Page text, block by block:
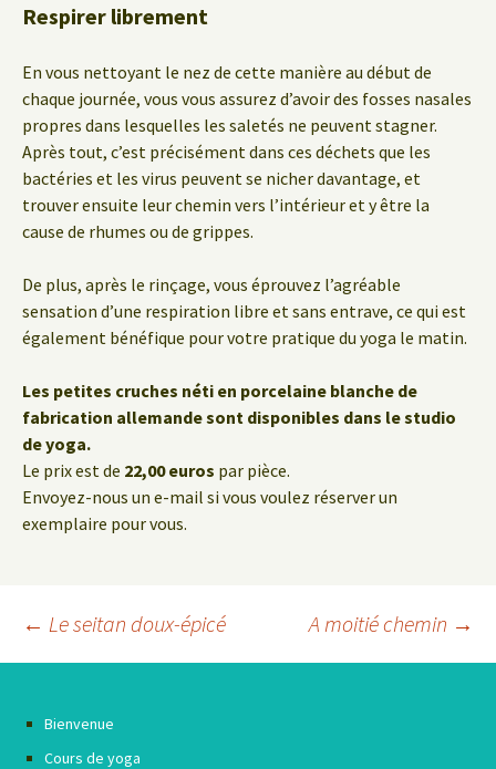
Respirer librement
En vous nettoyant le nez de cette manière au début de
chaque journée, vous vous assurez d’avoir des fosses nasales
propres dans lesquelles les saletés ne peuvent stagner.
Après tout, c’est précisément dans ces déchets que les
bactéries et les virus peuvent se nicher davantage, et
trouver ensuite leur chemin vers l’intérieur et y être la
cause de rhumes ou de grippes.
De plus, après le rinçage, vous éprouvez l’agréable
sensation d’une respiration libre et sans entrave, ce qui est
également bénéfique pour votre pratique du yoga le matin.
Les petites cruches néti en porcelaine blanche de
fabrication allemande sont disponibles dans le studio
de yoga.
Le prix est de 22,00 euros par pièce.
Envoyez-nous un e-mail si vous voulez réserver un
exemplaire pour vous.
Navigation
articles
← Le seitan doux-épicé A moitié chemin →
Bienvenue
Cours de yoga